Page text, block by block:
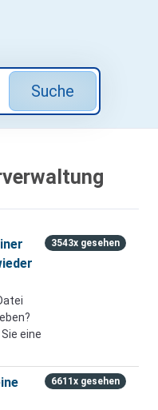
Suche
eine
3543x gesehen
6611x gesehen